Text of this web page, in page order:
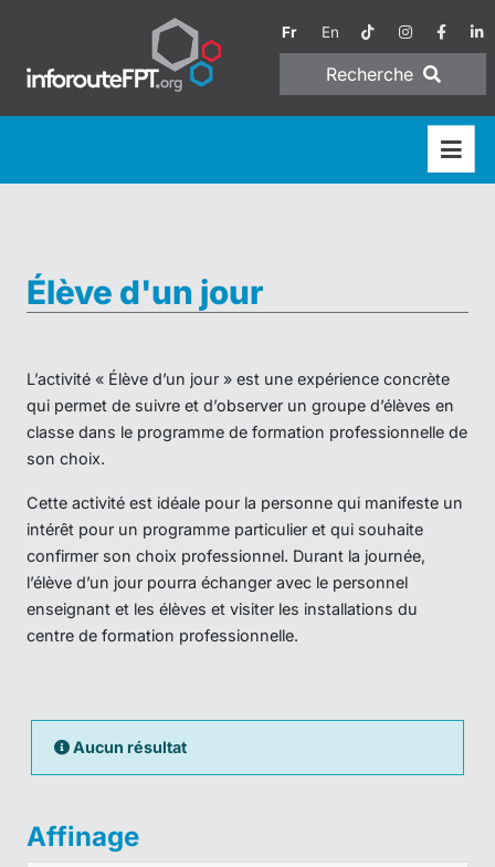
Fr En
Recherche
Élève d'un jour
L’activité « Élève d’un jour » est une expérience concrète
qui permet de suivre et d’observer un groupe d’élèves en
classe dans le programme de formation professionnelle de
son choix.
Cette activité est idéale pour la personne qui manifeste un
intérêt pour un programme particulier et qui souhaite
confirmer son choix professionnel. Durant la journée,
l’élève d’un jour pourra échanger avec le personnel
enseignant et les élèves et visiter les installations du
centre de formation professionnelle.
Aucun résultat
Affinage